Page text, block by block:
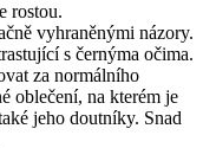
rostou.
vyhraněnými názory.
s černýma očima.
za normálního
oblečení, na kterém je
jeho doutníky. Snad